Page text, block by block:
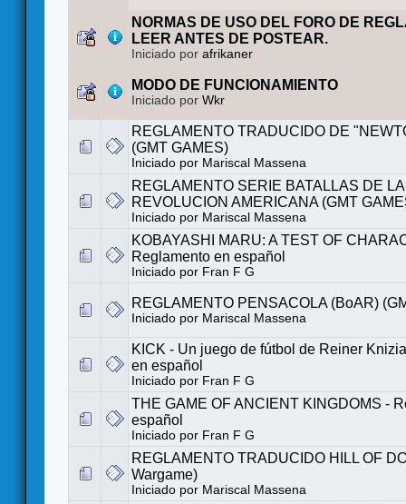
NORMAS DE USO DEL FORO DE
LEER ANTES DE POSTEAR.
Iniciado por afrikaner
MODO DE FUNCIONAMIENTO
Iniciado por Wkr
REGLAMENTO TRADUCIDO DE
(GMT GAMES)
Iniciado por Mariscal Massena
REGLAMENTO SERIE BATALLAS DE LA
REVOLUCION AMERICANA (GMT
Iniciado por Mariscal Massena
KOBAYASHI MARU: A TEST OF
Reglamento en español
Iniciado por Fran F G
REGLAMENTO PENSACOLA (BoAR)
Iniciado por Mariscal Massena
KICK - Un juego de fútbol de Reiner
en español
Iniciado por Fran F G
THE GAME OF ANCIENT KINGDOMS -
español
Iniciado por Fran F G
REGLAMENTO TRADUCIDO HILL OF
Wargame)
Iniciado por Mariscal Massena